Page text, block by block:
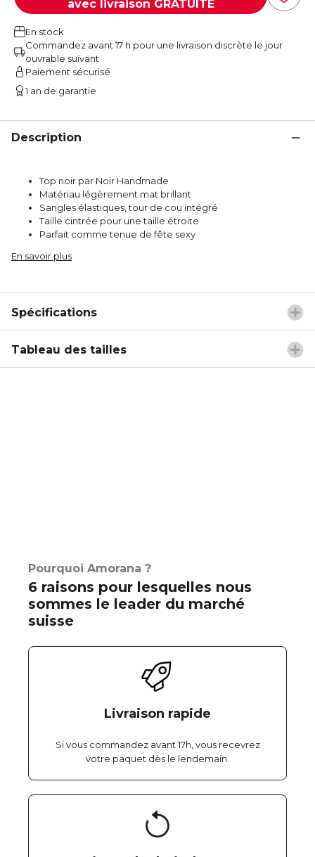
avec livraison GRATUITE
En stock
Commandez avant 17 h pour une livraison discrète le jour
ouvrable suivant
Paiement sécurisé
1 an de garantie
Description
Top noir par Noir Handmade
Matériau légèrement mat brillant
Sangles élastiques, tour de cou intégré
Taille cintrée pour une taille étroite
Parfait comme tenue de fête sexy
En savoir plus
Spécifications
Tableau des tailles
Pourquoi Amorana ?
6 raisons pour lesquelles nous
sommes le leader du marché
suisse
Livraison rapide
Si vous commandez avant 17h, vous recevrez
votre paquet dès le lendemain.